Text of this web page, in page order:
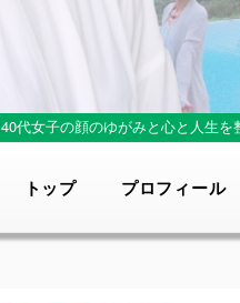
40代女子の顔のゆがみと心と人生を
トップ プロフィール